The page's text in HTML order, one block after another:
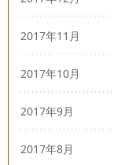
2017年11月
2017年10月
2017年9月
2017年8月